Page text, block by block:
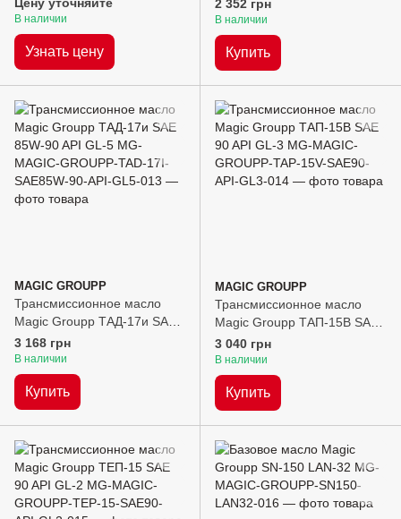
Цену уточняйте
В наличии
Узнать цену
2 352 грн
В наличии
Купить
MAGIC GROUPP
Трансмиссионное масло
Magic Groupp ТАД-17и SAE
85W-90 API GL-5, 20л
3 168 грн
В наличии
Купить
MAGIC GROUPP
Трансмиссионное масло
Magic Groupp ТАП-15В SAE
90 API GL-3, 20л
3 040 грн
В наличии
Купить